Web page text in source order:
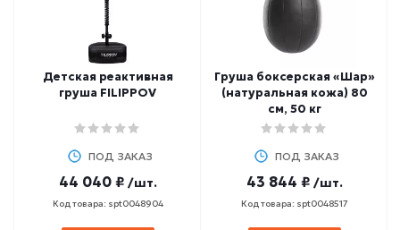
Детская реактивная
груша FILIPPOV
ПОД ЗАКАЗ
44 040 ₽ /шт.
Код товара: spt0048904
Груша боксерская «Шар»
(натуральная кожа) 80
см, 50 кг
ПОД ЗАКАЗ
43 844 ₽ /шт.
Код товара: spt0048517